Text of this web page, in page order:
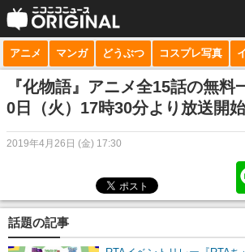
サービス一覧
niconico
動画
生放送
チャンネル
マンガ
アニメ マンガ どうぶつ コスプレ写真
『化物語』アニメ全15話の無料
0日（火）17時30分より放送開始
2019年4月26日 (金) 17:30
話題の記事